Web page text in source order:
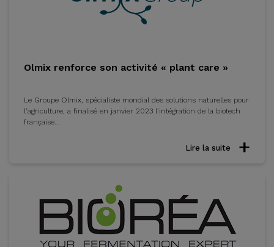
Olmix renforce son activité « plant care »
Le Groupe Olmix, spécialiste mondial des solutions naturelles pour
l’agriculture, a finalisé en janvier 2023 l’intégration de la biotech
française...
Lire la suite